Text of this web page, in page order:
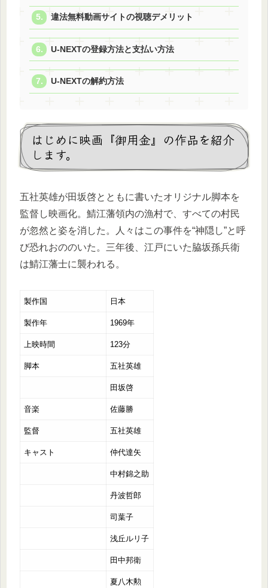
違法無料動画サイトの視聴デメリット
U-NEXTの登録方法と支払い方法
U-NEXTの解約方法
はじめに映画『御用金』の作品を紹介
します。
五社英雄が田坂啓とともに書いたオリジナル脚本を
監督し映画化。鯖江藩領内の漁村で、すべての村民
が忽然と姿を消した。人々はこの事件を“神隠し”と呼
び恐れおののいた。三年後、江戸にいた脇坂孫兵衛
は鯖江藩士に襲われる。
製作国 日本
製作年 1969年
上映時間 123分
脚本 五社英雄
田坂啓
音楽 佐藤勝
監督 五社英雄
キャスト 仲代達矢
中村錦之助
丹波哲郎
司葉子
浅丘ルリ子
田中邦衛
夏八木勲